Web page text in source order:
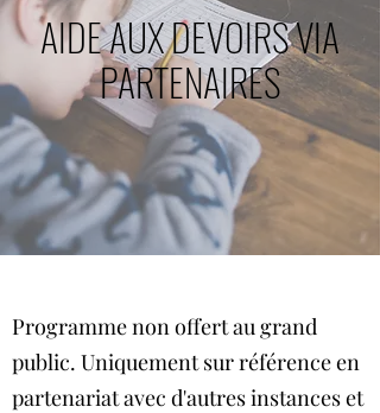
AIDE AUX DEVOIRS VIA
PARTENAIRES
Programme non offert au grand
public. Uniquement sur référence en
partenariat avec d'autres instances et